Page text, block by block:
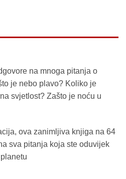
na mnoga pitanja o
je nebo plavo? Koliko je
svjetlost? Zašto je noću u
ova zanimljiva knjiga na 64
sva pitanja koja ste oduvijek